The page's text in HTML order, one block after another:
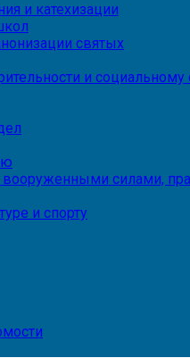
и катехизации
святых
и
силами,
и спорту